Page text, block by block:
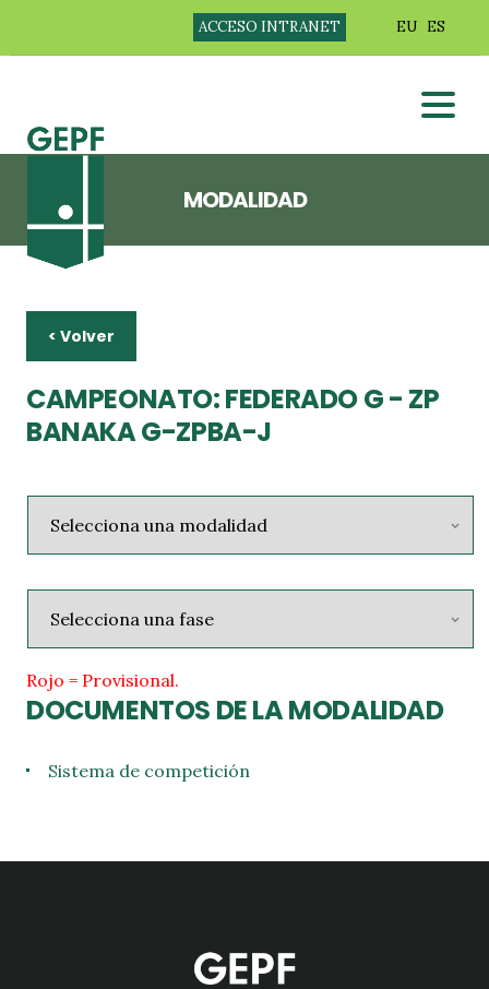
ACCESO INTRANET EU ES
MODALIDAD
< Volver
CAMPEONATO: FEDERADO G - ZP
BANAKA G-ZPBA-J
Rojo = Provisional.
DOCUMENTOS DE LA MODALIDAD
Sistema de competición